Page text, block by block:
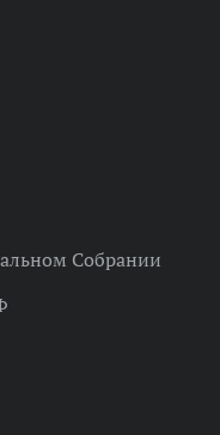
Собрании